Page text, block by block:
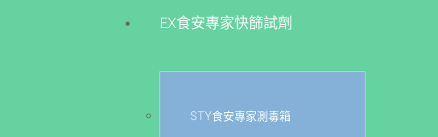
EX食安專家快篩試劑
STY食安專家測毒箱